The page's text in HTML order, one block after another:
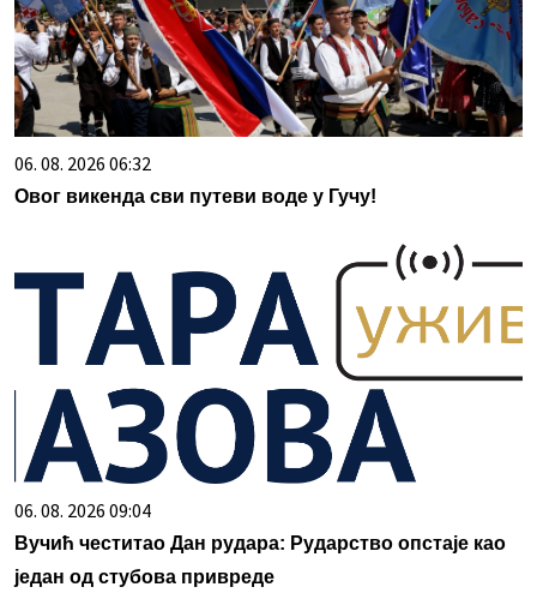
06. 08. 2026 06:32
Овог викенда сви путеви воде у Гучу!
06. 08. 2026 09:04
Вучић честитао Дан рудара: Рударство опстаје као
један од стубова привреде